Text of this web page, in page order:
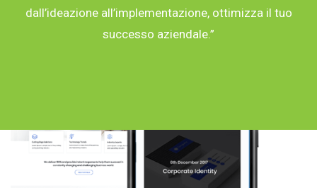
dall’ideazione all’implementazione, ottimizza il tuo
successo aziendale.”